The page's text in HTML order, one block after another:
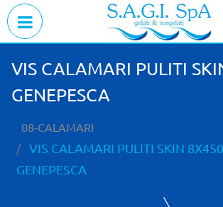
VIS CALAMARI PULITI
GENEPESCA
08-CALAMARI
VIS CALAMARI PULITI SKIN
GENEPESCA